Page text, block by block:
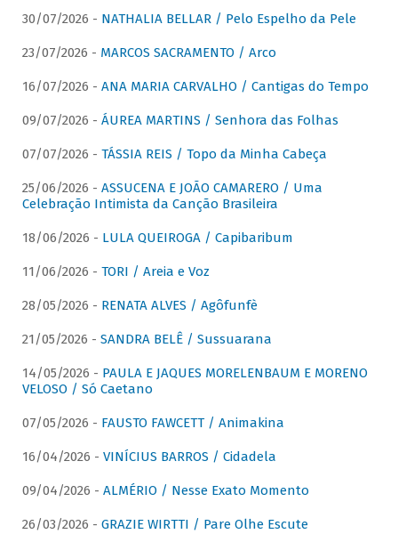
30/07/2026 - NATHALIA BELLAR / Pelo Espelho da Pele
23/07/2026 - MARCOS SACRAMENTO / Arco
16/07/2026 - ANA MARIA CARVALHO / Cantigas do Tempo
09/07/2026 - ÁUREA MARTINS / Senhora das Folhas
07/07/2026 - TÁSSIA REIS / Topo da Minha Cabeça
25/06/2026 - ASSUCENA E JOÃO CAMARERO / Uma
Celebração Intimista da Canção Brasileira
18/06/2026 - LULA QUEIROGA / Capibaribum
11/06/2026 - TORI / Areia e Voz
28/05/2026 - RENATA ALVES / Agôfunfè
21/05/2026 - SANDRA BELÊ / Sussuarana
14/05/2026 - PAULA E JAQUES MORELENBAUM E MORENO
VELOSO / Só Caetano
07/05/2026 - FAUSTO FAWCETT / Animakina
16/04/2026 - VINÍCIUS BARROS / Cidadela
09/04/2026 - ALMÉRIO / Nesse Exato Momento
26/03/2026 - GRAZIE WIRTTI / Pare Olhe Escute